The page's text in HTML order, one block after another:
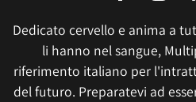
Dedicato cervello e anima a
li hanno nel sangue,
riferimento italiano per
del futuro. Preparatevi ad